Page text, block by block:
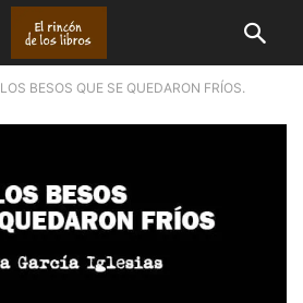
LOS BESOS QUE SE QUEDARON FRÍOS.